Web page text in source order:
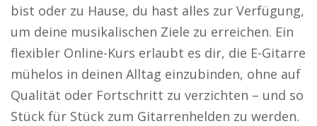
bist oder zu Hause, du hast alles zur Verfügung,
um deine musikalischen Ziele zu erreichen. Ein
flexibler Online-Kurs erlaubt es dir, die E-Gitarre
mühelos in deinen Alltag einzubinden, ohne auf
Qualität oder Fortschritt zu verzichten – und so
Stück für Stück zum Gitarrenhelden zu werden.